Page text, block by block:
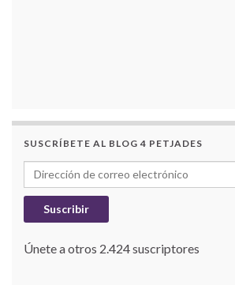
SUSCRÍBETE AL BLOG 4 PETJADES
Dirección de correo electrónico
Suscribir
Únete a otros 2.424 suscriptores